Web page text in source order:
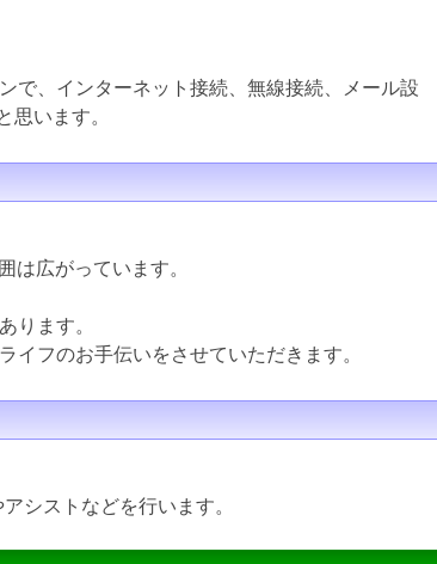
で、インターネット接続、無線接続、メール設
思います。
は広がっています。
ります。
フのお手伝いをさせていただきます。
シストなどを行います。